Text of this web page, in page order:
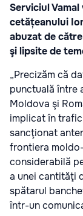
Serviciul
cetățeanului
abuzat de
şi lipsite de
„Precizăm că
punctuală între
Moldova şi
implicat în
sancţionat
frontiera
considerabilă
a unei cantităţi
spătarul
într-un